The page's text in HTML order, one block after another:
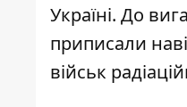
Україні. До
приписали
військ